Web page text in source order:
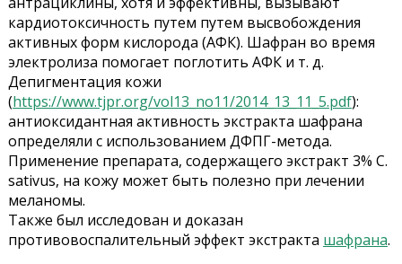
кардиотоксичность путем путем высвобождения
активных форм кислорода (АФК). Шафран во время
электролиза помогает поглотить АФК и т. д.
Депигментация кожи
(https://www.tjpr.org/vol13_no11/2014_13_11_5.pdf):
антиоксидантная активность экстракта шафрана
определяли с использованием ДФПГ-метода.
Применение препарата, содержащего экстракт 3% C.
sativus, на кожу может быть полезно при лечении
меланомы.
Также был исследован и доказан
противовоспалительный эффект экстракта шафрана.